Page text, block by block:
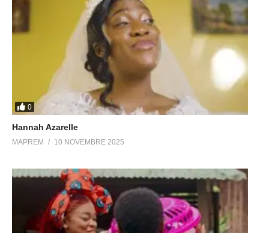
0
Hannah Azarelle
MAPREM 10 NOVEMBRE 2025